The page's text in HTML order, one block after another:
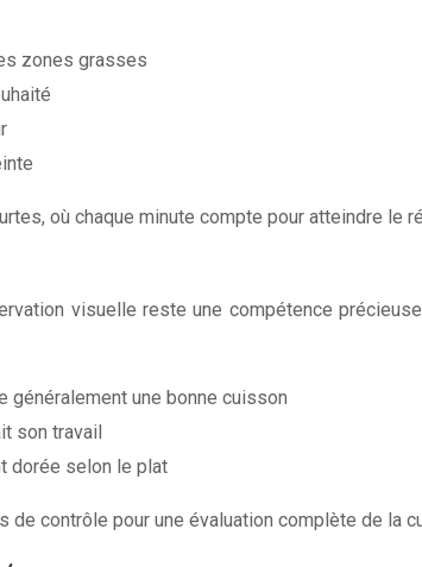
zones grasses
où chaque minute compte pour atteindre le
visuelle reste une compétence
généralement une bonne cuisson
son travail
dorée selon le plat
contrôle pour une évaluation complète de la